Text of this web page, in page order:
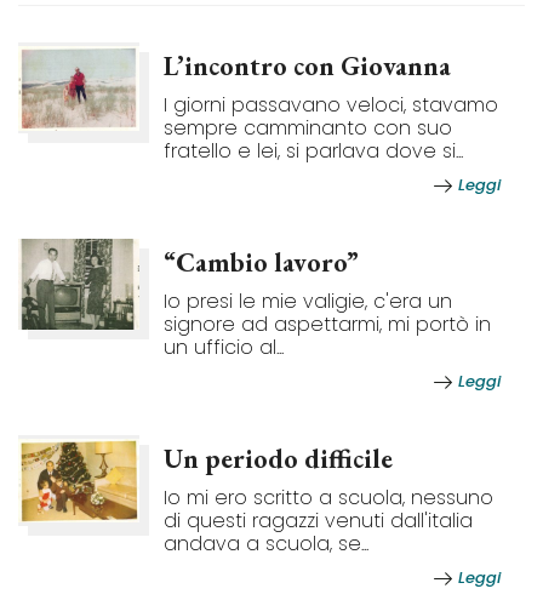
L’incontro con Giovanna
I giorni passavano veloci, stavamo
sempre camminanto con suo
fratello e lei, si parlava dove si...
Leggi
“Cambio lavoro”
Io presi le mie valigie, c'era un
signore ad aspettarmi, mi portò in
un ufficio al...
Leggi
Un periodo difficile
Io mi ero scritto a scuola, nessuno
di questi ragazzi venuti dall'italia
andava a scuola, se...
Leggi